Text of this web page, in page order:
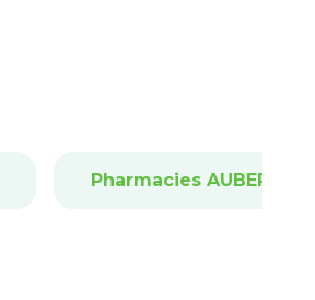
Pharmacies